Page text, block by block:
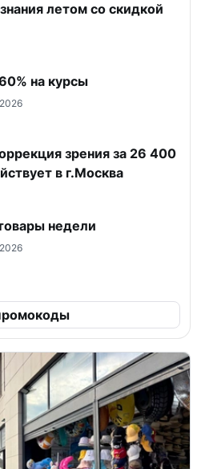
летом со скидкой
на курсы
зрения за 26 400
в г.Москва
недели